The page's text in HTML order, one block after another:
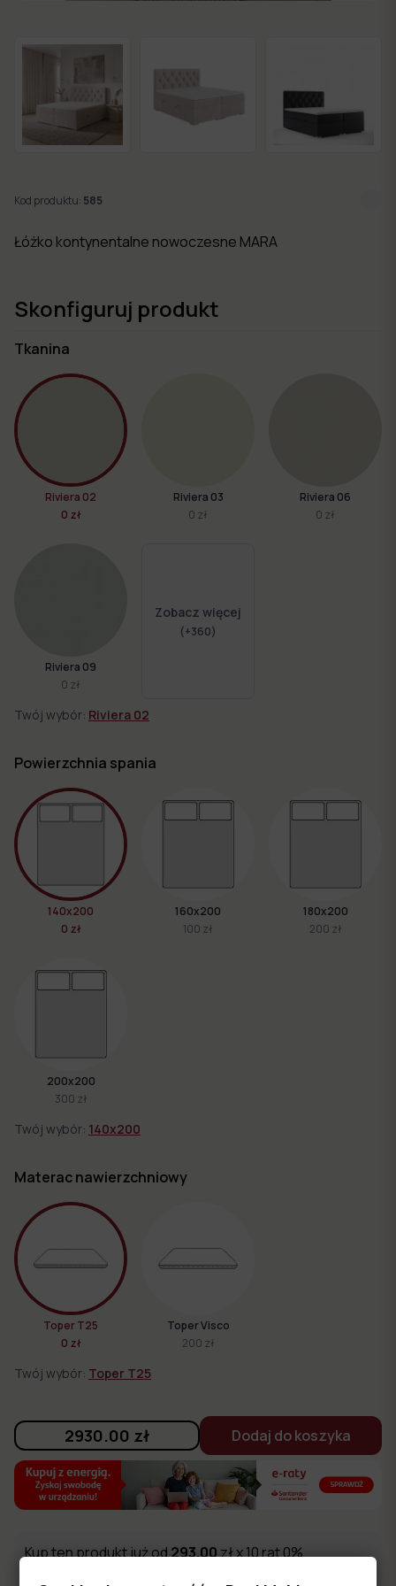
Nowości
Kolekcje
mebli
Kod produktu: 585
Łóżko kontynentalne nowoczesne MARA
Skonfiguruj produkt
Tkanina
Riviera 02
0 zł
Riviera 03
0 zł
Riviera 06
0 zł
Riviera 09
0 zł
Zobacz więcej
(+360)
Twój wybór: Riviera 02
Powierzchnia spania
140x200
0 zł
160x200
100 zł
180x200
200 zł
200x200
300 zł
Twój wybór: 140x200
Materac nawierzchniowy
Toper T25
0 zł
Toper Visco
200 zł
Twój wybór: Toper T25
2930.00 zł Dodaj do koszyka
Kup ten produkt już od293.00zł x 10 rat 0%